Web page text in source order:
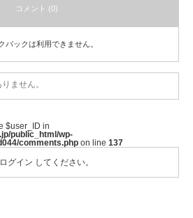
コメント (0)
バックは利用できません。
ません。
$user_ID in
public_html/wp-
comments.php on line 137
ログイン してください。